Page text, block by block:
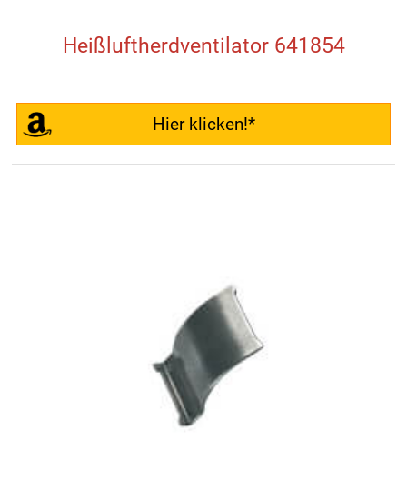
Heißluftherdventilator 641854
Hier klicken!*